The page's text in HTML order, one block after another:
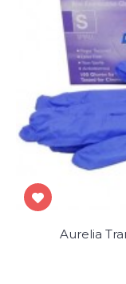
Aurelia